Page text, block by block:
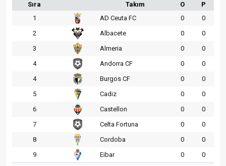
Sıra Takım O
P
1
AD Ceuta FC 0
0
2
Albacete 0
0
3
Almeria 0
0
4
Andorra CF 0
0
4
Burgos CF 0
0
5
Cadiz 0
0
6
Castellon 0
0
7
Celta Fortuna 0
0
8
Cordoba 0
0
9
Eibar 0 0